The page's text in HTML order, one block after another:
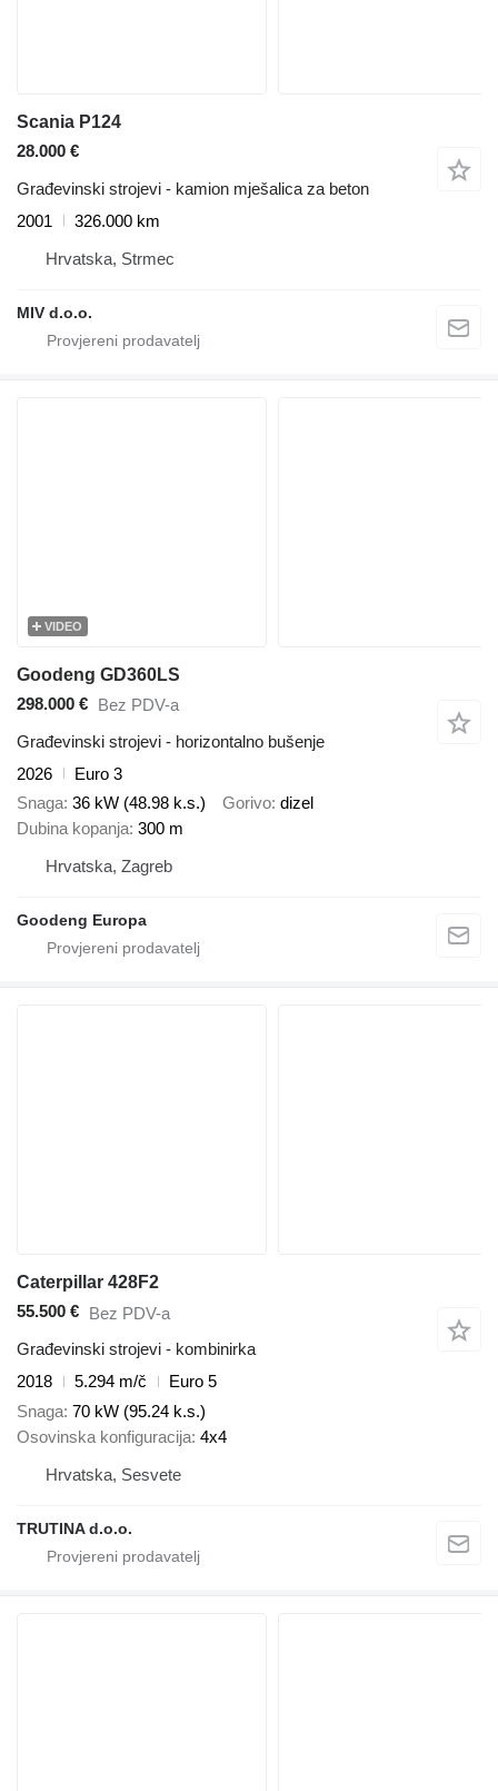
Scania P124
28.000 €
Građevinski strojevi - kamion mješalica za beton
2001
326.000 km
Hrvatska, Strmec
MIV d.o.o.
VIDEO
Goodeng GD360LS
298.000 € Bez PDV-a
Građevinski strojevi - horizontalno bušenje
2026
Euro 3
Snaga 36 kW (48.98 k.s.) Gorivo dizel
Dubina kopanja 300 m
Hrvatska, Zagreb
Goodeng Europa
Caterpillar 428F2
55.500 € Bez PDV-a
Građevinski strojevi - kombinirka
2018
5.294 m/č
Euro 5
Snaga 70 kW (95.24 k.s.)
Osovinska konfiguracija 4x4
Hrvatska, Sesvete
TRUTINA d.o.o.